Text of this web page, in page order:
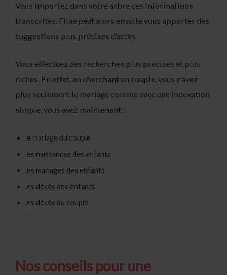
Vous importez dans votre arbre ces informations
transcrites. Filae peut alors ensuite vous apporter des
suggestions plus précises d’actes
Vous effectuez des recherches plus précises et plus
riches. En effet, en cherchant un couple, vous n’avez
plus seulement le mariage comme avec une indexation
simple, vous avez maintenant :
le mariage du couple
les naissances des enfants
les mariages des enfants
les décès des enfants
les décès du couple
Nos conseils pour une